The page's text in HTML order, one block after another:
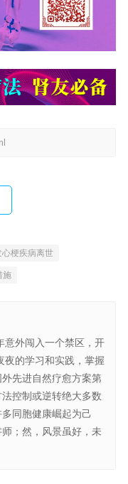
梗疾病离世
施
意外闯入一个禁区，开
夜的学习和实践，掌握
先进自然疗愈方案第
控制或逆转绝大多数
同胞健康崛起为己
；然，风景虽好，未